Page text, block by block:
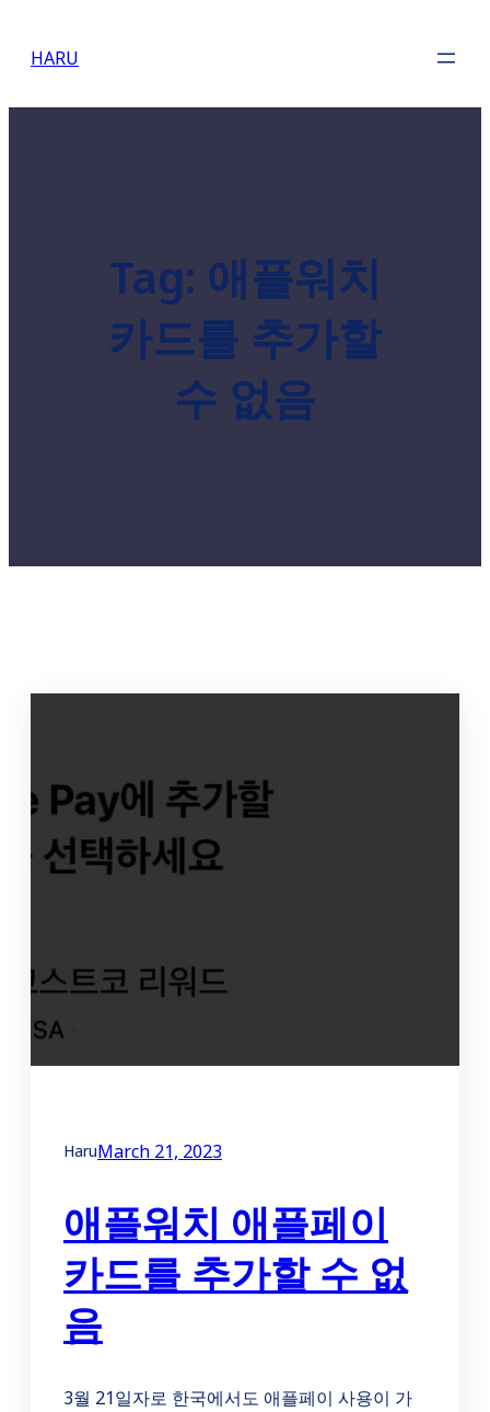
HARU
Tag: 애플워치
카드를 추가할
수 없음
HaruMarch 21, 2023
애플워치 애플페이
카드를 추가할 수 없
음
3월 21일자로 한국에서도 애플페이 사용이 가